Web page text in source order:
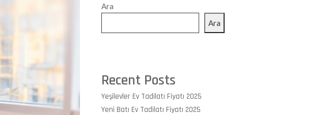
Ara
Ara
Recent Posts
Yeşilevler Ev Tadilatı Fiyatı 2025
Yeni Batı Ev Tadilatı Fiyatı 2025